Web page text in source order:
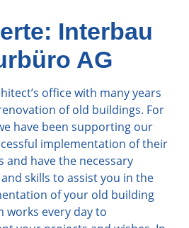
Interbau
AG
office with many years
of old buildings. For
have been supporting our
implementation of their
have the necessary
skills to assist you in the
of your old building
works every day to